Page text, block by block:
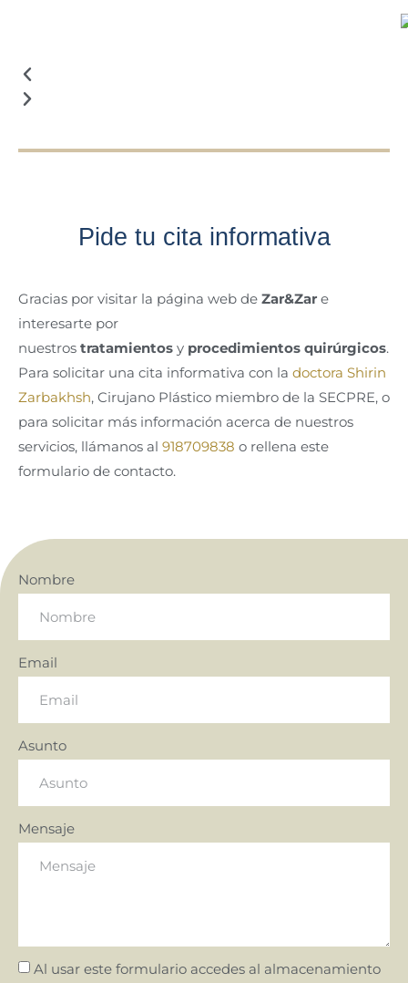
Pide tu cita informativa
Gracias por visitar la página web de Zar&Zar e
interesarte por
nuestros tratamientos y procedimientos quirúrgicos.
Para solicitar una cita informativa con la doctora Shirin
Zarbakhsh, Cirujano Plástico miembro de la SECPRE, o
para solicitar más información acerca de nuestros
servicios, llámanos al 918709838 o rellena este
formulario de contacto.
Nombre
Email
Asunto
Mensaje
Al usar este formulario accedes al almacenamiento